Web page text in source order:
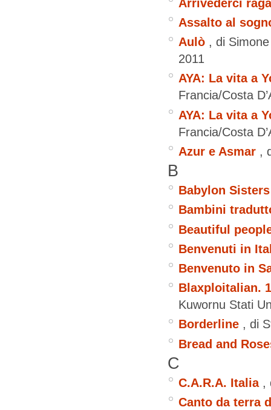
Arrivederci
Assalto al
Aulò , di
2011
AYA: La vita a
Francia/Costa
AYA: La vita a
Francia/Costa
Azur e Asmar ,
B
Babylon Sisters
Bambini
Beautiful
Benvenuti in
Benvenuto in
Blaxploitalian.
Kuwornu Stati
Borderline , di
Bread and
C
C.A.R.A. Italia ,
Canto da terra